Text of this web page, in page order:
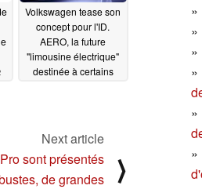
»
»
»
»
»
»
Volkswagen tease son
concept pour l'ID.
AERO, la future
"limousine électrique"
destinée à certains
Next article
sont présentés
de grandes
⟩